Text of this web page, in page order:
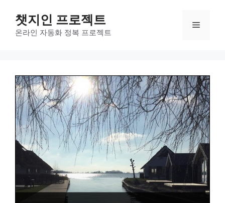
챗지인 프로젝트
온라인 자동화 정복 프로젝트
메